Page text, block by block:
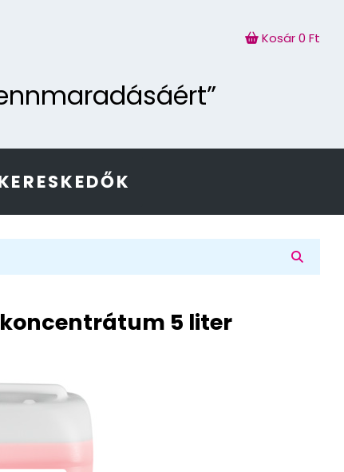
Kosár0 Ft
5 liter